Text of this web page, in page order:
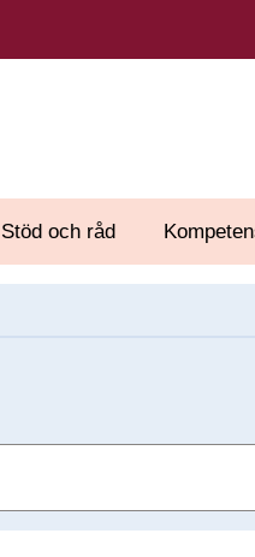
Stöd och råd